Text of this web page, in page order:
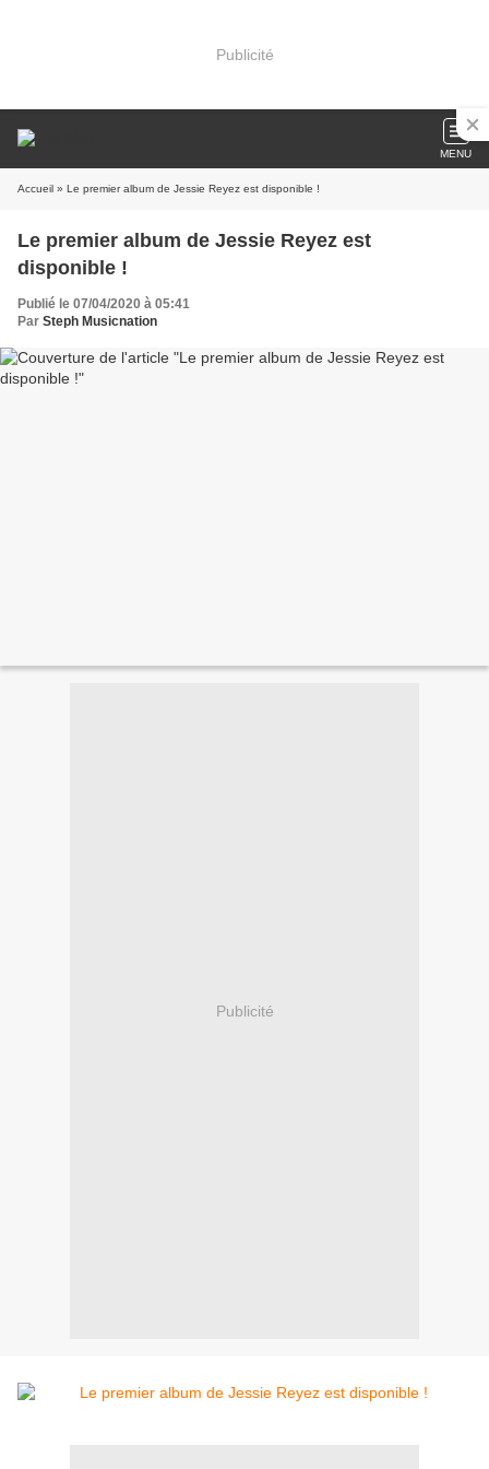
Publicité
MENU
Accueil » Le premier album de Jessie Reyez est disponible !
Le premier album de Jessie Reyez est
disponible !
Publié le 07/04/2020 à 05:41
Par Steph Musicnation
Publicité